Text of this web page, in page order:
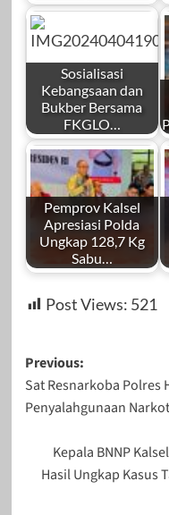
Sosialisasi
Kebangsaan dan
Bukber Bersama
FKGLO…
Pemprov Kalsel
Apresiasi Polda
Ungkap 128,7 Kg
Sabu…
Post Views: 521
Post
navigation
Previous:
Sat Resnarkoba Polres
Penyalahgunaan
Kepala BNNP
Hasil Ungkap Kasus